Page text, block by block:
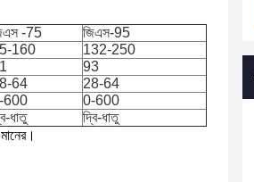
-75
জিএস-95
160
132-250
93
64
28-64
600
0-600
ধাতু দ্বি-ধাতু